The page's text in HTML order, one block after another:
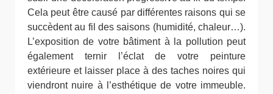
Cela peut être causé par différentes raisons qui se
succèdent au fil des saisons (humidité, chaleur…).
L’exposition de votre bâtiment à la pollution peut
également ternir l’éclat de votre peinture
extérieure et laisser place à des taches noires qui
viendront nuire à l’esthétique de votre immeuble.